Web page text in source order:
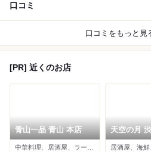
口コミ
口コミをもっと見
[PR] 近くのお店
青山一品 青山 本店 天空の月
居酒屋、海